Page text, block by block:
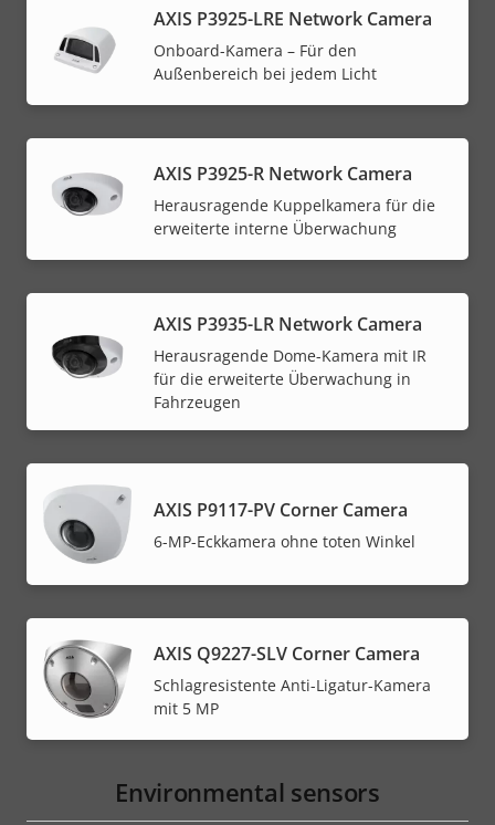
AXIS P3925-LRE Network Camera
Onboard-Kamera – Für den
Außenbereich bei jedem Licht
AXIS P3925-R Network Camera
Herausragende Kuppelkamera für die
erweiterte interne Überwachung
AXIS P3935-LR Network Camera
Herausragende Dome-Kamera mit IR
für die erweiterte Überwachung in
Fahrzeugen
AXIS P9117-PV Corner Camera
6-MP-Eckkamera ohne toten Winkel
AXIS Q9227-SLV Corner Camera
Schlagresistente Anti-Ligatur-Kamera
mit 5 MP
Environmental sensors